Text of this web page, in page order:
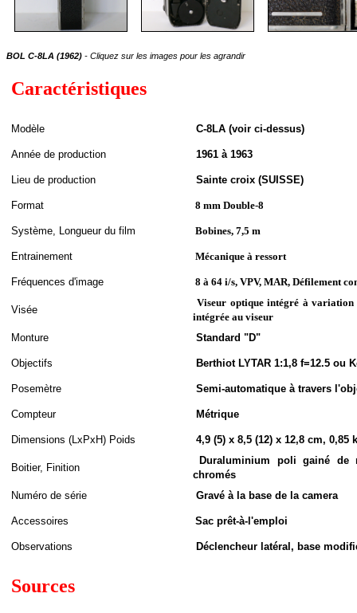
BOL C-8LA (1962) - Cliquez sur les images pour les agrandir
Caractéristiques
Modèle C-8LA (voir ci-dessus)
Année de production 1961 à 1963
Lieu de production Sainte croix (SUISSE)
Format 8 mm Double-8
Système, Longueur du film Bobines, 7,5 m
Entrainement Mécanique à ressort
Fréquences d'image 8 à 64 i/s, VPV, MAR, Défilement
Visée
Viseur optique intégré à
intégrée au viseur
Monture
Standard "D"
Objectifs Berthiot LYTAR 1:1,8 f=12.5 ou
Posemètre Semi-automatique à travers
Compteur Métrique
Dimensions (LxPxH) Poids 4,9 (5) x 8,5 (12) x 12,8 cm, 0,85
Boitier, Finition
Duraluminium poli gainé de
chromés
Numéro de série
Gravé à la base de la camera
Accessoires Sac prêt-à-l'emploi
Observations Déclencheur latéral, base
Sources